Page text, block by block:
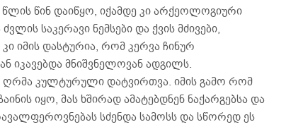
წლის წინ დაიწყო, იქამდე კი არქეოლოგიური
საკერავი ნემსები და ქვის მძივები,
იმის დასტურია, რომ კერვა ჩინურ
იკავებდა მნიშვნელოვან ადგილს.
ღრმა კულტურული დატვირთვა. იმის გამო რომ
იყო, მას ხშირად ამატებდნენ ნაქარგებსა და
სძენდა სამოსს და სწორედ ეს